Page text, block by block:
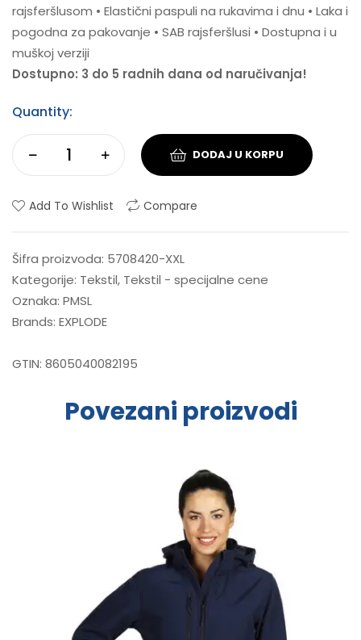
rajsferšlusom • Elastični paspuli na rukavima i dnu • Laka i
pogodna za pakovanje • SAB rajsferšlusi • Dostupna i u
muškoj verziji
Dostupno: 3 do 5 radnih dana od naručivanja!
Quantity:
DODAJ U KORPU
Add To Wishlist Compare
Šifra proizvoda: 5708420-XXL
Kategorije: Tekstil, Tekstil - specijalne cene
Oznaka: PMSL
Brands: EXPLODE
GTIN: 8605040082195
Povezani proizvodi